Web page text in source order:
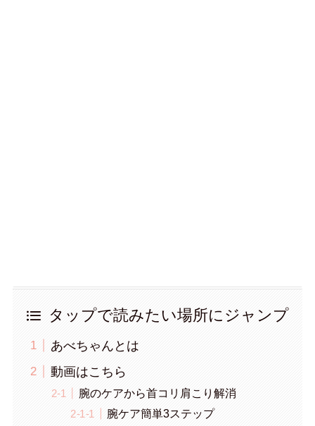
タップで読みたい場所にジャンプ
あべちゃんとは
動画はこちら
腕のケアから首コリ肩こり解消
腕ケア簡単3ステップ